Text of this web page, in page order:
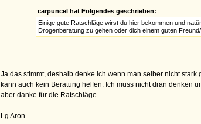
carpuncel hat Folgendes geschrieben:
Einige gute Ratschläge wirst du hier bekommen und
Drogenberatung zu gehen oder dich einem guten
Ja das stimmt, deshalb denke ich wenn man selber nicht stark
kann auch kein Beratung helfen. Ich muss nicht dran denken
aber danke für die Ratschläge.
Lg Aron